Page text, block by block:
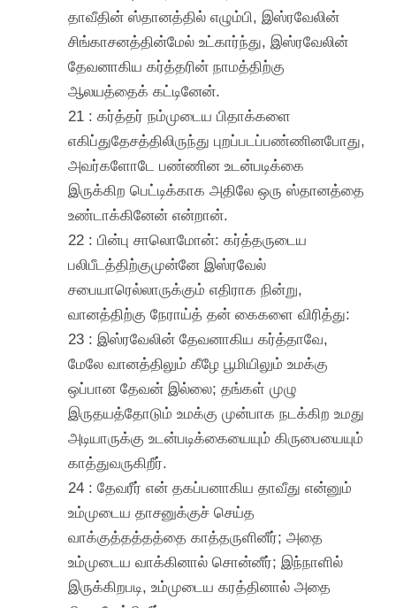
தாவீதின் ஸ்தானத்தில் எழும்பி, இஸ்ரவேலின்
சிங்காசனத்தின்மேல் உட்கார்ந்து, இஸ்ரவேலின்
தேவனாகிய கர்த்தரின் நாமத்திற்கு
ஆலயத்தைக் கட்டினேன்.
21 : கர்த்தர் நம்முடைய பிதாக்களை
எகிப்துதேசத்திலிருந்து புறப்படப்பண்ணினபோது,
அவர்களோடே பண்ணின உடன்படிக்கை
இருக்கிற பெட்டிக்காக அதிலே ஒரு ஸ்தானத்தை
உண்டாக்கினேன் என்றான்.
22 : பின்பு சாலொமோன்: கர்த்தருடைய
பலிபீடத்திற்குமுன்னே இஸ்ரவேல்
சபையாரெல்லாருக்கும் எதிராக நின்று,
வானத்திற்கு நேராய்த் தன் கைகளை விரித்து:
23 : இஸ்ரவேலின் தேவனாகிய கர்த்தாவே,
மேலே வானத்திலும் கீழே பூமியிலும் உமக்கு
ஒப்பான தேவன் இல்லை; தங்கள் முழு
இருதயத்தோடும் உமக்கு முன்பாக நடக்கிற உமது
அடியாருக்கு உடன்படிக்கையையும் கிருபையையும்
காத்துவருகிறீர்.
24 : தேவரீர் என் தகப்பனாகிய தாவீது என்னும்
உம்முடைய தாசனுக்குச் செய்த
வாக்குத்தத்தத்தை காத்தருளினீர்; அதை
உம்முடைய வாக்கினால் சொன்னீர்; இந்நாளில்
இருக்கிறபடி, உம்முடைய கரத்தினால் அதை